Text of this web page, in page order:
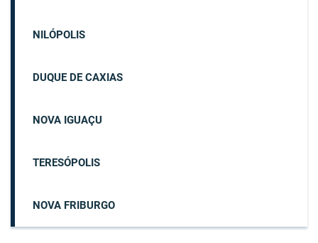
NILÓPOLIS
DUQUE DE CAXIAS
NOVA IGUAÇU
TERESÓPOLIS
NOVA FRIBURGO